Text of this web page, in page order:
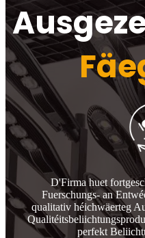
D'Firma huet
Fuerschungs- an
qualitativ héichwäerteg
perfekt